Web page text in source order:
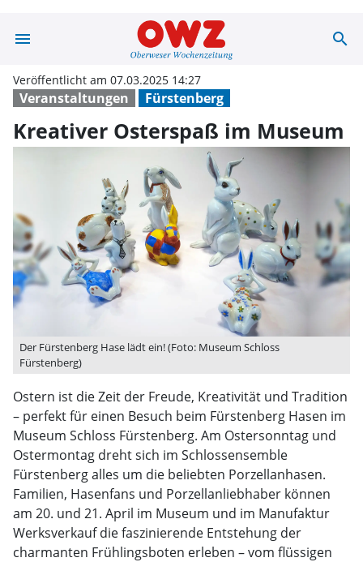
menu Kreativer search
Veranstaltungen Fürstenberg
Veröffentlicht am 07.03.2025 14:27
Kreativer Osterspaß im Museum
Der Fürstenberg Hase lädt ein! (Foto: Museum Schloss
Fürstenberg)
Ostern ist die Zeit der Freude, Kreativität und Tradition
– perfekt für einen Besuch beim Fürstenberg Hasen im
Museum Schloss Fürstenberg. Am Ostersonntag und
Ostermontag dreht sich im Schlossensemble
Fürstenberg alles um die beliebten Porzellanhasen.
Familien, Hasenfans und Porzellanliebhaber können
am 20. und 21. April im Museum und im Manufaktur
Werksverkauf die faszinierende Entstehung der
charmanten Frühlingsboten erleben – vom flüssigen